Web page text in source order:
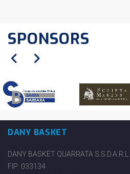
SPONSORS
DANY BASKET
DANY BASKET QUARRATA S.S.D.A.R.L.
FIP: 033134